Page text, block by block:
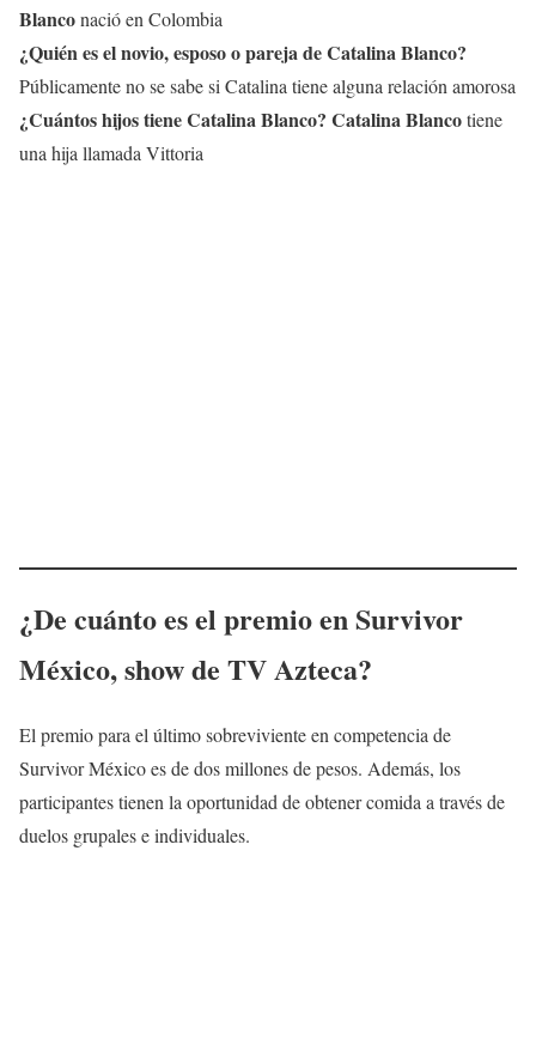
Blanconació en Colombia
¿Quién es el novio, esposo o pareja deCatalina Blanco?
Públicamente no se sabe si Catalina tiene alguna relación amorosa
¿Cuántos hijos tieneCatalina Blanco? Catalina Blancotiene
una hija llamada Vittoria
¿De cuánto es el premio en Survivor
México, show de TV Azteca?
El premio para el último sobreviviente en competencia de
Survivor México es de dos millones de pesos. Además, los
participantes tienen la oportunidad de obtener comida a través de
duelos grupales e individuales.